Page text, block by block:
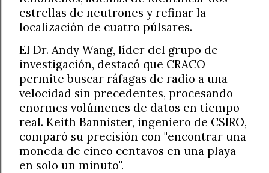
estrellas de neutrones y refinar la
localización de cuatro púlsares.
El Dr. Andy Wang, líder del grupo de
investigación, destacó que CRACO
permite buscar ráfagas de radio a una
velocidad sin precedentes, procesando
enormes volúmenes de datos en tiempo
real. Keith Bannister, ingeniero de CSIRO,
comparó su precisión con "encontrar una
moneda de cinco centavos en una playa
en solo un minuto".